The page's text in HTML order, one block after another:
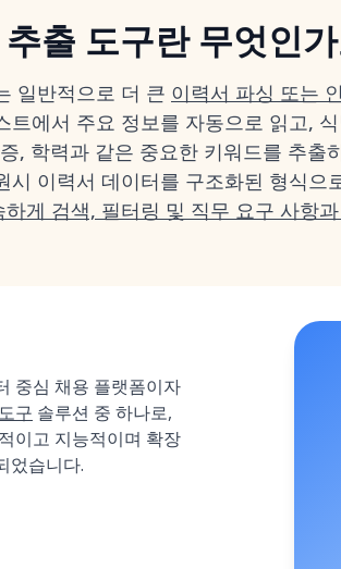
출 도구란 무엇인
일반적으로 더 큰 이력서 파싱 또는
트에서 주요 정보를 자동으로 읽고,
, 학력과 같은 중요한 키워드를 추출
시 이력서 데이터를 구조화된 형식
하게 검색, 필터링 및 직무 요구 사항
중심 채용 플랫폼이자
구 솔루션 중 하나로,
이고 지능적이며 확장
었습니다.